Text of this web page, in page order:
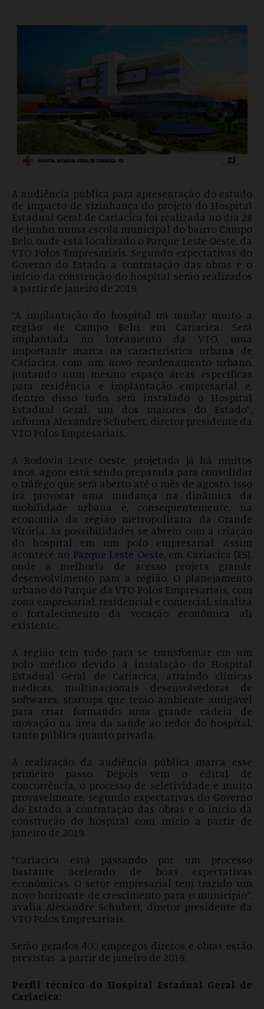
A audiência pública para apresentação do estudo
de impacto de vizinhança do projeto do Hospital
Estadual Geral de Cariacica foi realizada no dia 28
de junho, numa escola municipal do bairro Campo
Belo, onde está localizado o Parque Leste Oeste, da
VTO Polos Empresariais. Segundo expectativas do
Governo do Estado, a contratação das obras e o
início da construção do hospital serão realizados
a partir de janeiro de 2019.
“A implantação do hospital irá mudar muito a
região de Campo Belo, em Cariacica. Será
implantada no loteamento da VTO, uma
importante marca na característica urbana de
Cariacica, com um novo reordenamento urbano,
juntando num mesmo espaço áreas específicas
para residência e implantação empresarial e,
dentro disso tudo, será instalado o Hospital
Estadual Geral, um dos maiores do Estado”,
informa Alexandre Schubert, diretor presidente da
VTO Polos Empresariais.
A Rodovia Leste Oeste, projetada já há muitos
anos, agora está sendo preparada para consolidar
o tráfego que será aberto até o mês de agosto. Isso
irá provocar uma mudança na dinâmica da
mobilidade urbana e, consequentemente, na
economia da região metropolitana da Grande
Vitória. As possibilidades se abrem com a criação
do hospital em um polo empresarial. Assim
acontece no Parque Leste Oeste, em Cariacica (ES),
onde a melhoria de acesso projeta grande
desenvolvimento para a região. O planejamento
urbano do Parque da VTO Polos Empresariais, com
zona empresarial, residencial e comercial, sinaliza
o fortalecimento da vocação econômica ali
existente.
A região tem tudo para se transformar em um
polo médico devido à instalação do Hospital
Estadual Geral de Cariacica, atraindo clínicas
médicas, multinacionais desenvolvedoras de
softwares, startups que terão ambiente amigável
para criar, formando uma grande cadeia de
inovação na área da saúde ao redor do hospital,
tanto pública quanto privada.
A realização da audiência pública marca esse
primeiro passo. Depois vem o edital de
concorrência, o processo de seletividade e muito
provavelmente, segundo expectativas do Governo
do Estado, a contratação das obras e o início da
construção do hospital com início a partir de
janeiro de 2019.
“Cariacica está passando por um processo
bastante acelerado de boas expectativas
econômicas. O setor empresarial tem trazido um
novo horizonte de crescimento para o município”,
avalia Alexandre Schubert, diretor presidente da
VTO Polos Empresariais.
Serão gerados 400 empregos diretos e obras estão
previstas a partir de janeiro de 2019.
Perfil técnico do Hospital Estadual Geral de
Cariacica: